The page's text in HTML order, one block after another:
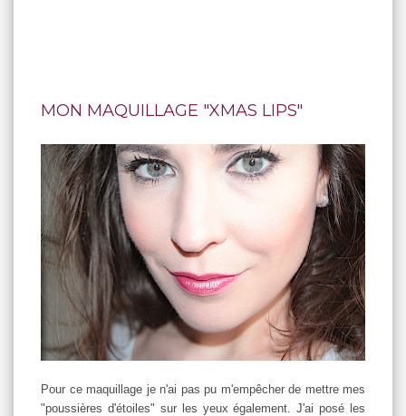
MON MAQUILLAGE "XMAS LIPS"
Pour ce maquillage je n'ai pas pu m'empêcher de mettre mes
"poussières d'étoiles" sur les yeux également. J'ai posé les